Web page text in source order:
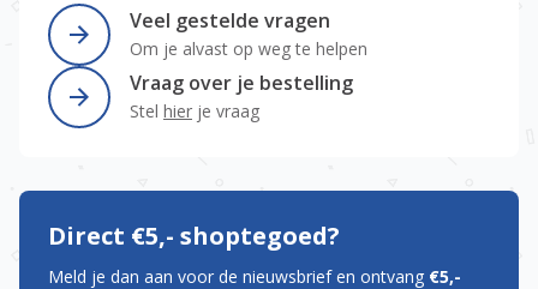
Veel gestelde vragen
Om je alvast op weg te helpen
Vraag over je bestelling
Stel hier je vraag
Direct €5,- shoptegoed?
Meld je dan aan voor de nieuwsbrief en ontvang €5,-